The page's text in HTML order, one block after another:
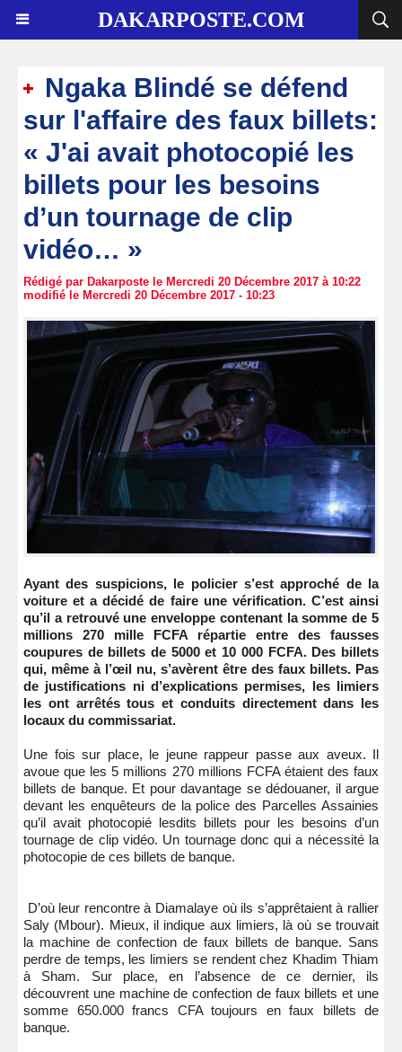
DAKARPOSTE.COM
Ngaka Blindé se défend
sur l'affaire des faux billets:
« J'ai avait photocopié les
billets pour les besoins
d’un tournage de clip
vidéo… »
Rédigé par Dakarposte le Mercredi 20 Décembre 2017 à 10:22
modifié le Mercredi 20 Décembre 2017 - 10:23
Ayant des suspicions, le policier s’est approché de la
voiture et a décidé de faire une vérification. C’est ainsi
qu’il a retrouvé une enveloppe contenant la somme de 5
millions 270 mille FCFA répartie entre des fausses
coupures de billets de 5000 et 10 000 FCFA. Des billets
qui, même à l’œil nu, s’avèrent être des faux billets. Pas
de justifications ni d’explications permises, les limiers
les ont arrêtés tous et conduits directement dans les
locaux du commissariat.
Une fois sur place, le jeune rappeur passe aux aveux. Il
avoue que les 5 millions 270 millions FCFA étaient des faux
billets de banque. Et pour davantage se dédouaner, il argue
devant les enquêteurs de la police des Parcelles Assainies
qu’il avait photocopié lesdits billets pour les besoins d’un
tournage de clip vidéo. Un tournage donc qui a nécessité la
photocopie de ces billets de banque.
D’où leur rencontre à Diamalaye où ils s’apprêtaient à rallier
Saly (Mbour). Mieux, il indique aux limiers, là où se trouvait
la machine de confection de faux billets de banque. Sans
perdre de temps, les limiers se rendent chez Khadim Thiam
à Sham. Sur place, en l’absence de ce dernier, ils
découvrent une machine de confection de faux billets et une
somme 650.000 francs CFA toujours en faux billets de
banque.